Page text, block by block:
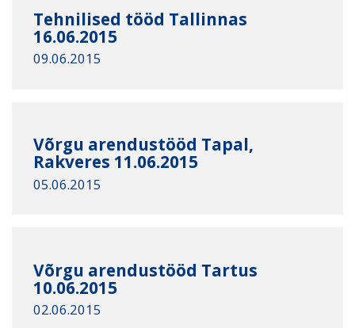
Tehnilised tööd Tallinnas
16.06.2015
09.06.2015
Võrgu arendustööd Tapal,
Rakveres 11.06.2015
05.06.2015
Võrgu arendustööd Tartus
10.06.2015
02.06.2015